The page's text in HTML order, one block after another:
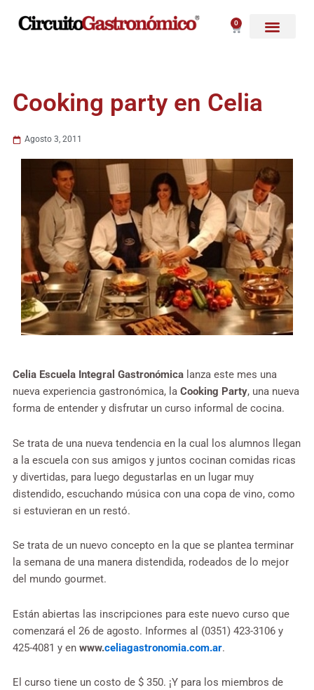
0
Carrito
Cooking party en Celia
Agosto 3, 2011
Celia Escuela Integral Gastronómica lanza este mes una
nueva experiencia gastronómica, la Cooking Party, una nueva
forma de entender y disfrutar un curso informal de cocina.
Se trata de una nueva tendencia en la cual los alumnos llegan
a la escuela con sus amigos y juntos cocinan comidas ricas
y divertidas, para luego degustarlas en un lugar muy
distendido, escuchando música con una copa de vino, como
si estuvieran en un restó.
Se trata de un nuevo concepto en la que se plantea terminar
la semana de una manera distendida, rodeados de lo mejor
del mundo gourmet.
Están abiertas las inscripciones para este nuevo curso que
comenzará el 26 de agosto. Informes al (0351) 423-3106 y
425-4081 y en www.celiagastronomia.com.ar.
El curso tiene un costo de $ 350. ¡Y para los miembros de